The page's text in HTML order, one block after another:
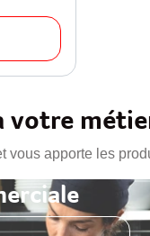
votre
vous apporte les